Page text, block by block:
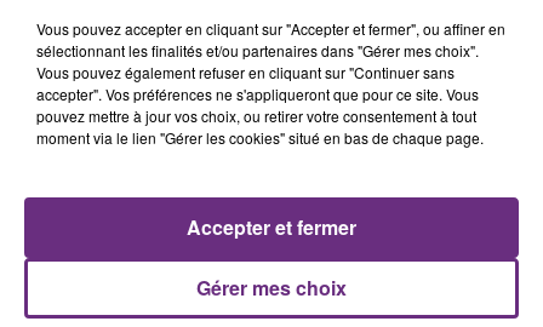
SI TOUT LE MONDE FAIT ÇA, MOI L'ANNÉE
PROCHAINE JE VENDANGE EN...
La vendange en Champagne a débuté ce jeudi 6
Vous pouvez accepter en cliquant sur "Accepter et fermer", ou affiner en
sélectionnant les finalités et/ou partenaires dans "Gérer mes choix".
Vous pouvez également refuser en cliquant sur "Continuer sans
accepter". Vos préférences ne s'appliqueront que pour ce site. Vous
pouvez mettre à jour vos choix, ou retirer votre consentement à tout
moment via le lien "Gérer les cookies" situé en bas de chaque page.
Gérer mes choix
Accepter et fermer